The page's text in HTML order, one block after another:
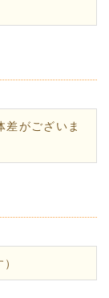
差がございま